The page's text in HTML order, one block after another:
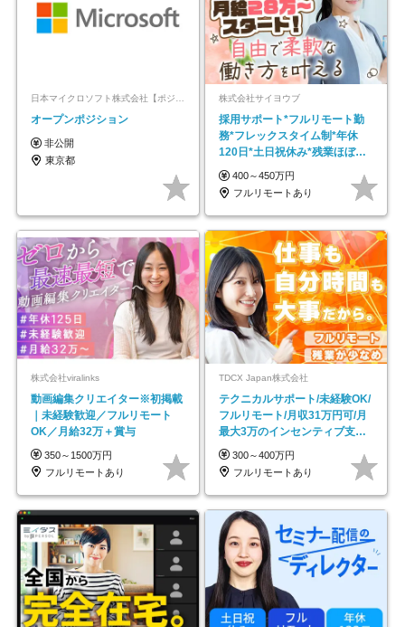
日本マイクロソフト株式会社【ポジションマッチ登録】
オープンポジション
非公開
東京都
株式会社サイヨウブ
採用サポート*フルリモート勤
務*フレックスタイム制*年休
120日*土日祝休み*残業ほぼな
し*育児中社員8割以上
400～450万円
フルリモートあり
株式会社viralinks
動画編集クリエイター※初掲載
｜未経験歓迎／フルリモート
OK／月給32万＋賞与
350～1500万円
フルリモートあり
TDCX Japan株式会社
テクニカルサポート/未経験OK/
フルリモート/月収31万円可/月
最大3万のインセンティブ支給/
平均年齢33歳
300～400万円
フルリモートあり